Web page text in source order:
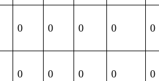
0 0 0 0 0
0 0 0 0 0